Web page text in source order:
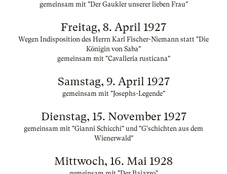
gemeinsam mit "Der Gaukler unserer lieben Frau"
Freitag, 8. April 1927
Wegen Indisposition des Herrn Karl Fischer-Niemann statt "Die
Königin von Saba"
gemeinsam mit "Cavalleria rusticana"
Samstag, 9. April 1927
gemeinsam mit "Josephs-Legende"
Dienstag, 15. November 1927
gemeinsam mit "Gianni Schicchi" und "G'schichten aus dem
Wienerwald"
Mittwoch, 16. Mai 1928